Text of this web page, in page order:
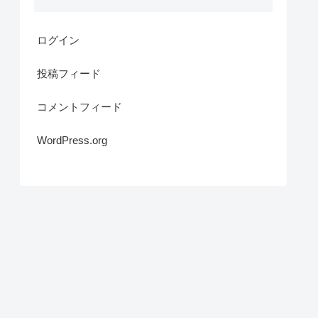
ログイン
投稿フィード
コメントフィード
WordPress.org